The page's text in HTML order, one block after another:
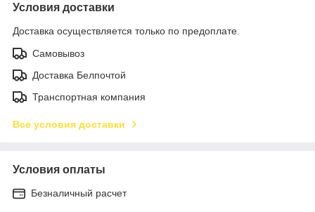
Условия доставки
Доставка осуществляется только по предоплате.
Самовывоз
Доставка Белпочтой
Транспортная компания
Все условия доставки
Условия оплаты
Безналичный расчет